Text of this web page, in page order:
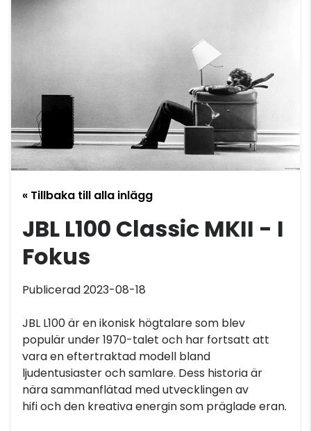
« Tillbaka till alla inlägg
JBL L100 Classic MKII - I
Fokus
Publicerad 2023-08-18
JBL L100 är en ikonisk högtalare som blev
populär under 1970-talet och har fortsatt att
vara en eftertraktad modell bland
ljudentusiaster och samlare. Dess historia är
nära sammanflätad med utvecklingen av
hifi och den kreativa energin som präglade eran.